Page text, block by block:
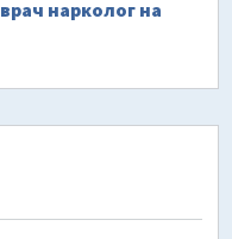
врач нарколог на